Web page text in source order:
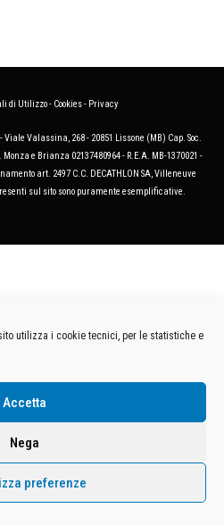
utilizza i cookie tecnici, per le statistiche e
Accetta
Nega
preferenze
di Utilizzo- Cookies- Privacy
Valassina, 268 - 20851 Lissone (MB) Cap. Soc.
Monza e Brianza 02137480964 - R.E.A. MB-1370021 -
art. 2497 C.C. DECATHLON SA, Villeneuve
sul sito sono puramente esemplificative.